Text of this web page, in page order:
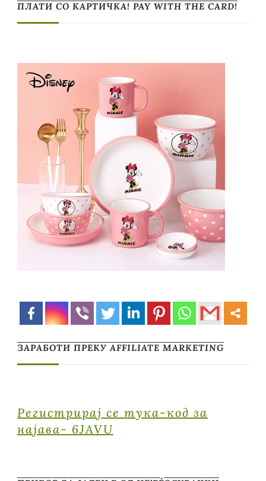
ПЛАТИ СО КАРТИЧКА! PAY WITH THE CARD!
ЗАРАБОТИ ПРЕКУ AFFILIATE MARKETING
Регистрирај се тука-код за
најава- 6JAVU